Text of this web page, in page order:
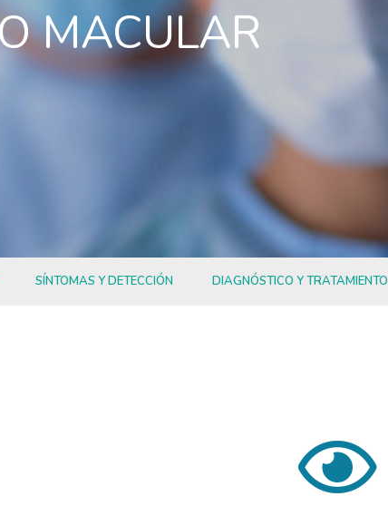
MACULAR
SÍNTOMAS Y DETECCIÓN DIAGNÓSTICO Y TRATAMIENTO